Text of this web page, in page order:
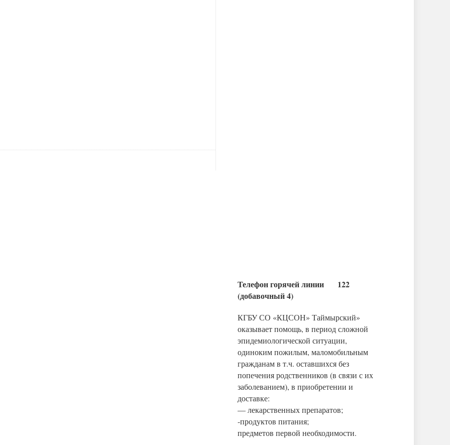
Телефон горячей линии 122
(добавочный 4)
КГБУ СО «КЦСОН» Таймырский»
оказывает помощь, в период сложной
эпидемиологической ситуации,
одиноким пожилым, маломобильным
гражданам в т.ч. оставшихся без
попечения родственников (в связи с их
заболеванием), в приобретении и
доставке:
— лекарственных препаратов;
-продуктов питания;
предметов первой необходимости.